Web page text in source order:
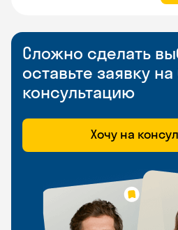
Сложно сделать
оставьте заявку
консультацию
Хочу на